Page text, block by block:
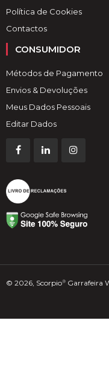
Política de Cookies
Contactos
CONSUMIDOR
Métodos de Pagamento
Envios & Devoluções
Meus Dados Pessoais
Editar Dados
© 2026, Scorpio® Garrafeira